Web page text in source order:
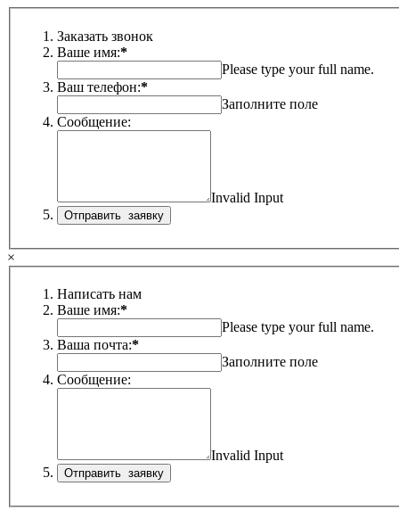
Заказать звонок
Ваше имя:*
Please type your full name.
Ваш телефон:*
Заполните поле
Сообщение:
Invalid Input
×
Написать нам
Ваше имя:*
Please type your full name.
Ваша почта:*
Заполните поле
Сообщение:
Invalid Input